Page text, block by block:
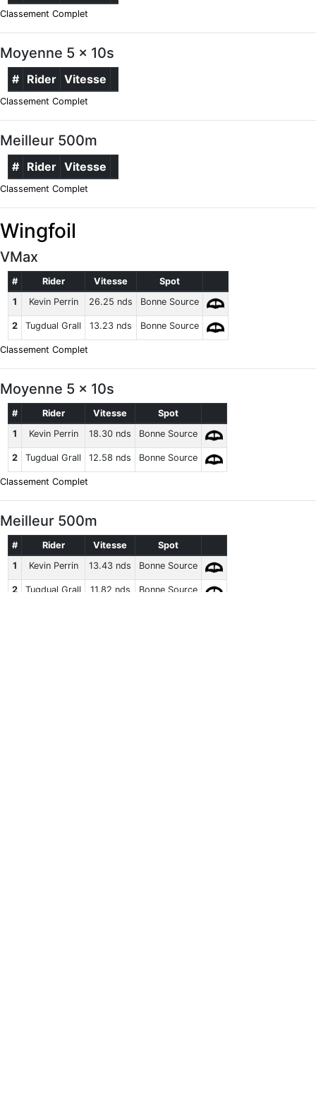
Classement Complet
Moyenne 5 x 10s
# Rider Vitesse
Classement Complet
Meilleur 500m
# Rider Vitesse
Classement Complet
Wingfoil
VMax
# Rider Vitesse
Spot
1
Kevin Perrin 26.25 nds Bonne Source
2 Tugdual Grall 13.23 nds Bonne Source
Classement Complet
Moyenne 5 x 10s
# Rider Vitesse
Spot
1
Kevin Perrin 18.30 nds Bonne Source
2 Tugdual Grall 12.58 nds Bonne Source
Classement Complet
Meilleur 500m
# Rider Vitesse
Spot
1
Kevin Perrin 13.43 nds Bonne Source
2 Tugdual Grall 11.82 nds Bonne Source